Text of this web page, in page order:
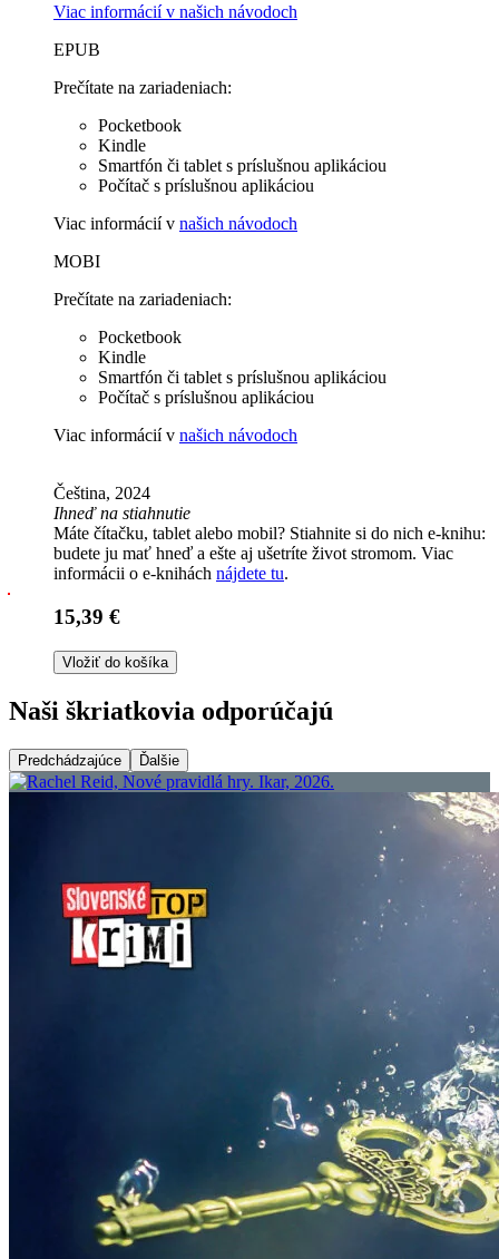
Viac informácií v našich návodoch
EPUB
Prečítate na zariadeniach:
Pocketbook
Kindle
Smartfón či tablet s príslušnou aplikáciou
Počítač s príslušnou aplikáciou
Viac informácií v našich návodoch
MOBI
Prečítate na zariadeniach:
Pocketbook
Kindle
Smartfón či tablet s príslušnou aplikáciou
Počítač s príslušnou aplikáciou
Viac informácií v našich návodoch
Čeština, 2024
Ihneď na stiahnutie
Máte čítačku, tablet alebo mobil? Stiahnite si do nich e-knihu:
budete ju mať hneď a ešte aj ušetríte život stromom. Viac
informácii o e-knihách nájdete tu.
15,39 €
Vložiť do košíka
Naši škriatkovia odporúčajú
Predchádzajúce Ďalšie